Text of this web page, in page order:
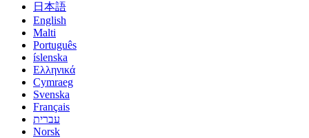
日本語
English
Malti
Português
íslenska
Ελληνικά
Cymraeg
Svenska
Français
עברית
Norsk